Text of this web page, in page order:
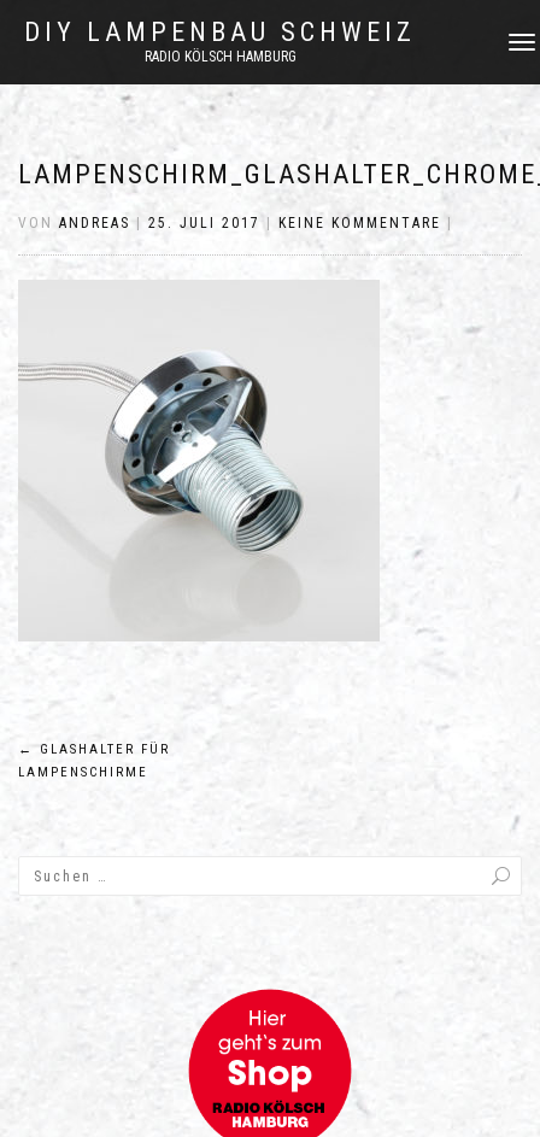
DIY LAMPENBAU SCHWEIZ
RADIO KÖLSCH HAMBURG
VONANDREAS 25. JULI 2017 KEINE KOMMENTARE
Beitragsnavigation
← GLASHALTER FÜR
LAMPENSCHIRME